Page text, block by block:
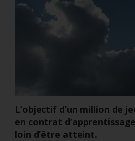
L’objectif d’un million de
en contrat
loin d’être atteint.